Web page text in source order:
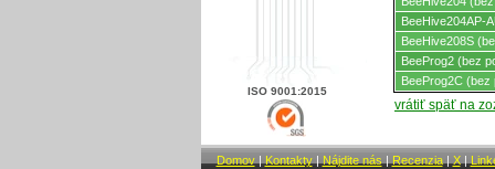
ISO 9001:2015
BeeHive204AP-
BeeHive208S
BeeProg2 (bez
BeeProg2C (bez
vrátiť späť na
Domov| Kontakty| Nájdite nás | Recenzia| X|